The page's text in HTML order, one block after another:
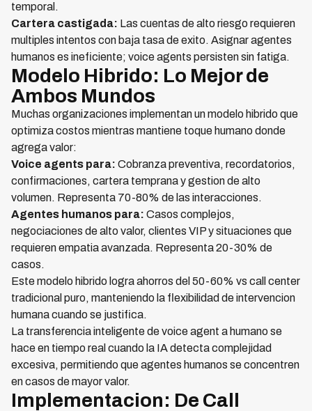
temporal.
Cartera castigada: Las cuentas de alto riesgo requieren
multiples intentos con baja tasa de exito. Asignar agentes
humanos es ineficiente; voice agents persisten sin fatiga.
Modelo Hibrido: Lo Mejor de
Ambos Mundos
Muchas organizaciones implementan un modelo hibrido que
optimiza costos mientras mantiene toque humano donde
agrega valor:
Voice agents para: Cobranza preventiva, recordatorios,
confirmaciones, cartera temprana y gestion de alto
volumen. Representa 70-80% de las interacciones.
Agentes humanos para: Casos complejos,
negociaciones de alto valor, clientes VIP y situaciones que
requieren empatia avanzada. Representa 20-30% de
casos.
Este modelo hibrido logra ahorros del 50-60% vs call center
tradicional puro, manteniendo la flexibilidad de intervencion
humana cuando se justifica.
La transferencia inteligente de voice agent a humano se
hace en tiempo real cuando la IA detecta complejidad
excesiva, permitiendo que agentes humanos se concentren
en casos de mayor valor.
Implementacion: De Call